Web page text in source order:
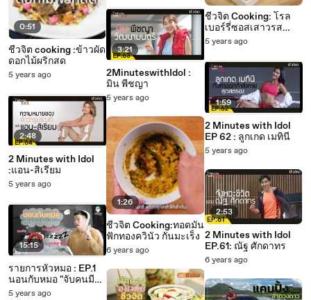
0:51
ชีวจิต cooking :ข้าวผัด
ดอกไม้ผริกสด
5 years ago
2:48
2 Minutes with Idol
:แอน-สิเรียม
5 years ago
15:15
รายการหัวหมอ : EP.1
นอนกับหมอ "จับคนมี
ปัญหาการนอน มานอน
5 years ago
3:21
2MinuteswithIdol :
มิน พีชญา
5 years ago
1:26
ชีวจิต Cooking:ทอดมัน
ฟักทองควินัว กันมะเร็ง
6 years ago
ชีวจิต Cooking: โรล
เบอร์รี่ซอสเสาวรส
ต้านซึมเศร้า
5 years ago
1:59
2 Minutes with Idol
EP 62 : ลูกเกด เมทินี
5 years ago
2:53
2 Minutes with Idol
EP.61: ณัฐ ศักดาทร
6 years ago